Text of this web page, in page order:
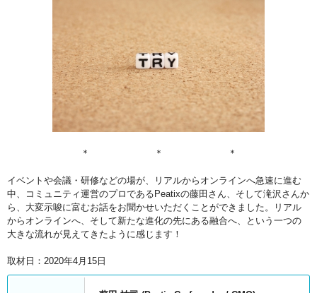
＊ ＊ ＊
イベントや会議・研修などの場が、リアルからオンラインへ急速に進む
中、コミュニティ運営のプロであるPeatixの藤田さん、そして滝沢さんか
ら、大変示唆に富むお話をお聞かせいただくことができました。リアル
からオンラインへ、そして新たな進化の先にある融合へ、という一つの
大きな流れが見えてきたように感じます！
取材日：2020年4月15日